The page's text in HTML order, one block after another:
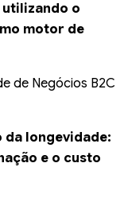
utilizando o
motor de
de Negócios B2C
da longevidade:
e o custo